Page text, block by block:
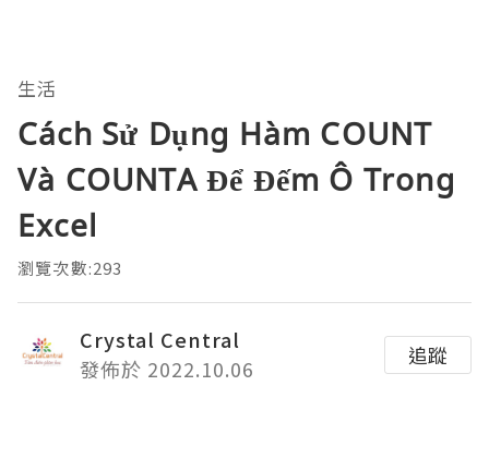
生活
Cách Sử Dụng Hàm COUNT
Và COUNTA Để Đếm Ô Trong
Excel
瀏覽次數:293
Crystal Central
發佈於 2022.10.06
追蹤